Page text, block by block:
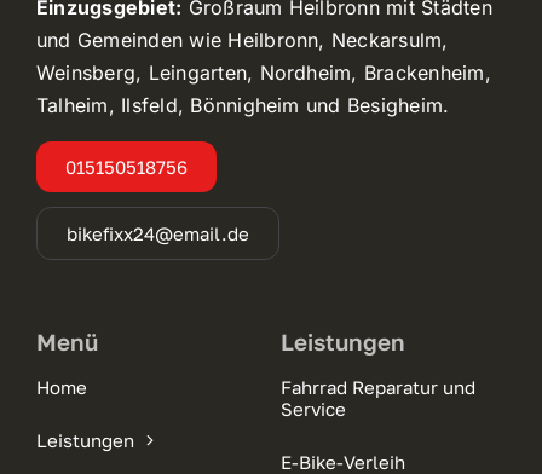
Einzugsgebiet: Großraum Heilbronn mit Städten
und Gemeinden wie Heilbronn, Neckarsulm,
Weinsberg, Leingarten, Nordheim, Brackenheim,
Talheim, Ilsfeld, Bönnigheim und Besigheim.
015150518756
bikefixx24@email.de
Menü
Home
Leistungen
Leistungen
Fahrrad Reparatur und
Service
E-Bike-Verleih